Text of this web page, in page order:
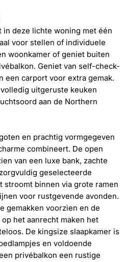
in deze lichte woning met één
voor stellen of individuele
woonkamer of geniet buiten
Geniet van self-check-
een carport voor extra gemak.
uitgeruste keuken
aan de Northern
en prachtig vormgegeven
combineert. De open
van een luxe bank, zachte
geselecteerde
stroomt binnen via grote ramen
voor rustgevende avonden.
gemakken voorzien en de
het aanrecht maken het
De kingsize slaapkamer is
en voldoende
privébalkon een rustige